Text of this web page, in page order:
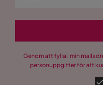
Genom att fylla i min
personuppgifter för att